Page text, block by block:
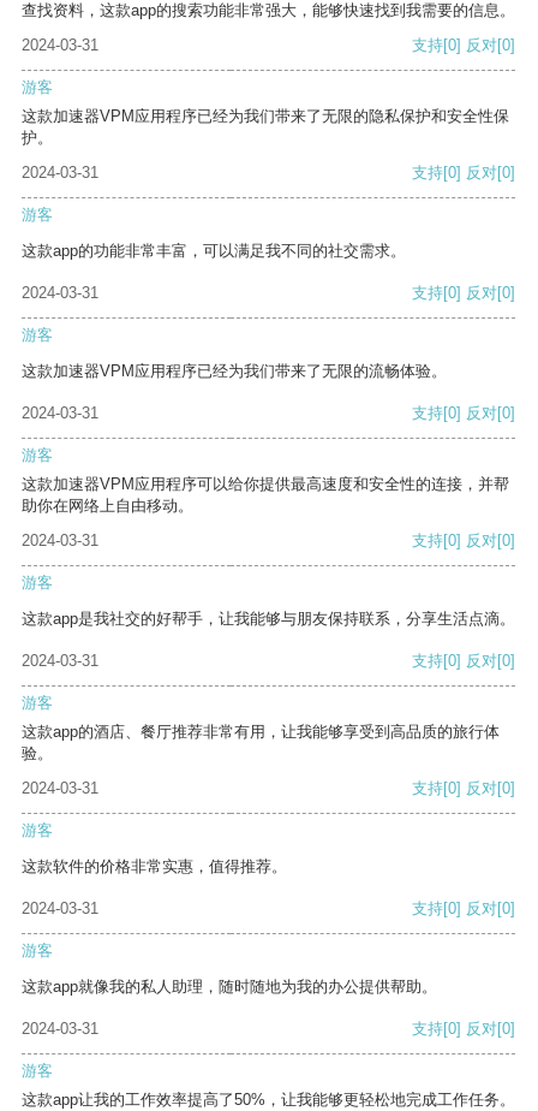
查找资料，这款app的搜索功能非常强大，能够快速找到我需要的信息。
2024-03-31
支持[0] 反对[0]
游客
这款加速器VPM应用程序已经为我们带来了无限的隐私保护和安全性保
护。
2024-03-31
支持[0] 反对[0]
游客
这款app的功能非常丰富，可以满足我不同的社交需求。
2024-03-31 支持[0] 反对[0]
游客
这款加速器VPM应用程序已经为我们带来了无限的流畅体验。
2024-03-31 支持[0] 反对[0]
游客
这款加速器VPM应用程序可以给你提供最高速度和安全性的连接，并帮
助你在网络上自由移动。
2024-03-31
支持[0] 反对[0]
游客
这款app是我社交的好帮手，让我能够与朋友保持联系，分享生活点滴。
2024-03-31 支持[0] 反对[0]
游客
这款app的酒店、餐厅推荐非常有用，让我能够享受到高品质的旅行体
验。
2024-03-31
支持[0] 反对[0]
游客
这款软件的价格非常实惠，值得推荐。
2024-03-31 支持[0] 反对[0]
游客
这款app就像我的私人助理，随时随地为我的办公提供帮助。
2024-03-31 支持[0] 反对[0]
游客
这款app让我的工作效率提高了50%，让我能够更轻松地完成工作任务。